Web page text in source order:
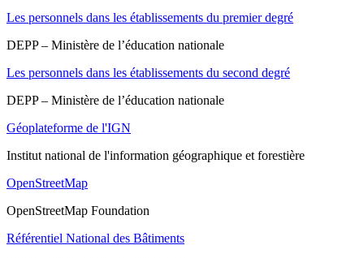
Les personnels dans les établissements du premier degré
DEPP – Ministère de l’éducation nationale
Les personnels dans les établissements du second degré
DEPP – Ministère de l’éducation nationale
Géoplateforme de l'IGN
Institut national de l'information géographique et forestière
OpenStreetMap
OpenStreetMap Foundation
Référentiel National des Bâtiments